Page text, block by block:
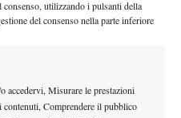
utilizzando i pulsanti della
del consenso nella parte inferiore
accedervi, Misurare le prestazioni
Comprendere il pubblico
Nole Djokovic. Da ricordare,
agli ottavi di Wimbledon in
un titolo Wimbledon a livello
trova a suo agio e in grado di